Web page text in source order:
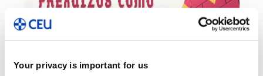
Your privacy is important for us